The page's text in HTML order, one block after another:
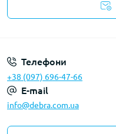
Телефони
+38 (097) 696-47-66
E-mail
info@debra.com.ua